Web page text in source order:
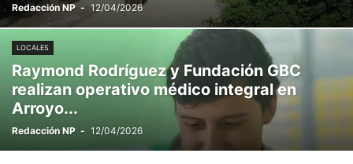
Redacción NP - 12/04/2026
LOCALES
Raymond Rodríguez y Fundación GBC
realizan operativo médico integral en
Arroyo...
Redacción NP - 12/04/2026